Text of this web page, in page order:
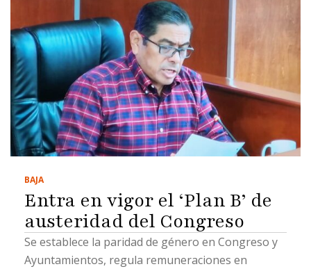
BAJA
Entra en vigor el ‘Plan B’ de
austeridad del Congreso
Se establece la paridad de género en Congreso y
Ayuntamientos, regula remuneraciones en